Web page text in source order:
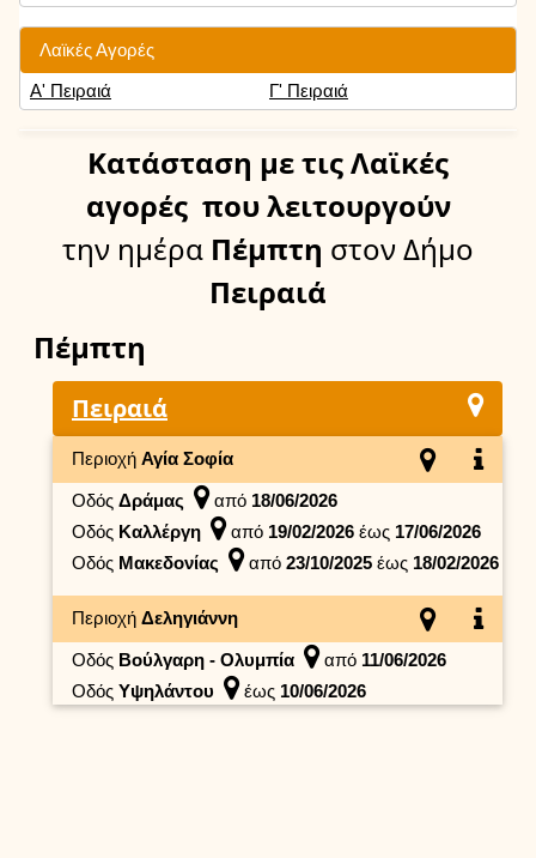
Λαϊκές Αγορές
Α' Πειραιά
Γ' Πειραιά
Κατάσταση με τις Λαϊκές
αγορές που λειτουργούν
την ημέρα Πέμπτη στον Δήμο
Πειραιά
Πέμπτη
Πειραιά
Περιοχή Αγία Σοφία
Οδός Δράμας από 18/06/2026
Οδός Καλλέργη από 19/02/2026 έως 17/06/2026
Οδός Μακεδονίας από 23/10/2025 έως 18/02/2026
Περιοχή Δεληγιάννη
Οδός Βούλγαρη - Ολυμπία από 11/06/2026
Οδός Υψηλάντου έως 10/06/2026